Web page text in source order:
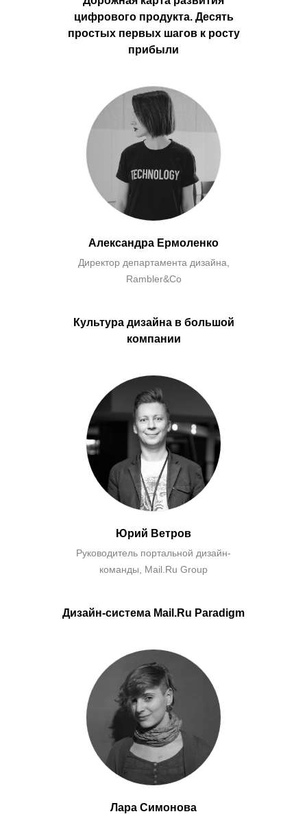
цифрового продукта. Десять
простых первых шагов к росту
прибыли
Александра Ермоленко
Директор департамента дизайна,
Rambler&Co
Культура дизайна в большой
компании
Юрий Ветров
Руководитель портальной дизайн-
команды, Mail.Ru Group
Дизайн-система Mail.Ru Paradigm
Лара Симонова